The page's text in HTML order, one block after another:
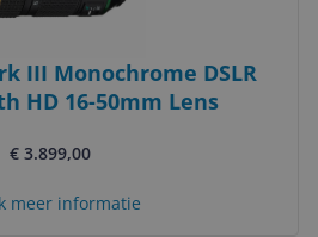
III Monochrome DSLR
HD 16-50mm Lens
€ 3.899,00
meer informatie